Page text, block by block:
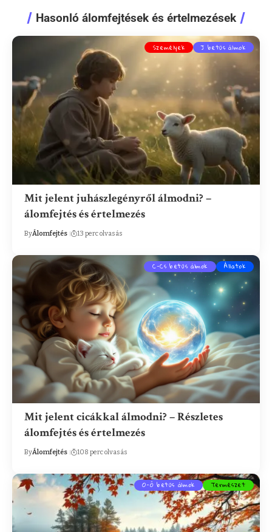
Hasonló álomfejtések és értelmezések
Személyek J betűs álmok
Mit jelent juhászlegényről álmodni? –
álomfejtés és értelmezés
ByÁlomfejtés 13 perc olvasás
C-Cs betűs álmok Állatok
Mit jelent cicákkal álmodni? – Részletes
álomfejtés és értelmezés
ByÁlomfejtés 108 perc olvasás
O-Ő betűs álmok Természet